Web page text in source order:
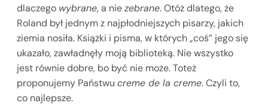
dlaczego wybrane, a niezebrane. Otóż dlatego, że
Roland był jednym z najpłodniejszych pisarzy, jakich
ziemia nosiła. Książki i pisma, w których „coś” jego się
ukazało, zawładnęły moją biblioteką. Nie wszystko
jest równie dobre, bo być nie może. Toteż
proponujemy Państwu creme de la creme. Czyli to,
co najlepsze.